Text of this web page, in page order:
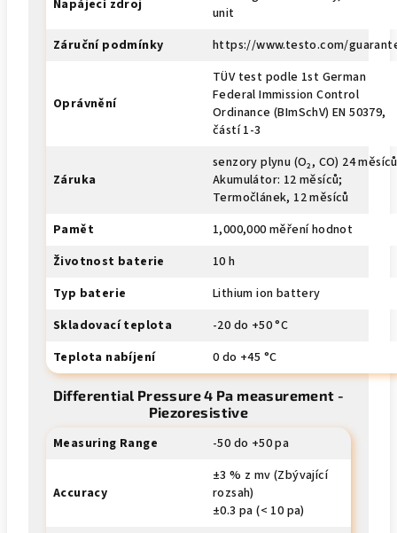
Napájecí zdroj
unit
Záruční podmínky
https://www.testo.com/
Oprávnění
TÜV test podle 1st German
Federal Immission Control
Ordinance (BImSchV) EN 50379,
částí 1-3
Záruka
senzory plynu (O₂, CO) 24
Akumulátor: 12 měsíců;
Termočlánek, 12 měsíců
Pamět
1,000,000 měření hodnot
Životnost baterie
10 h
Typ baterie
Lithium ion battery
Skladovací teplota
-20 do +50 °C
Teplota nabíjení
0 do +45 °C
Differential Pressure 4 Pa measurement -
Piezoresistive
Measuring Range -50 do +50 pa
Accuracy
±3 % z mv (Zbývající
rozsah)
±0.3 pa (< 10 pa)